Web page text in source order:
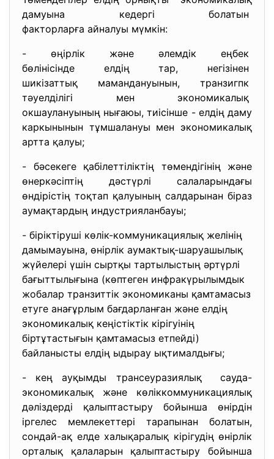
дамуына кедергі болатын
факторларға айналуы мүмкін:
- өңірлік және әлемдік еңбек
бөлінісінде елдің тар, негізінен
шикізаттық мамандануынын, транзигпк
тәуелділігі мен экономикалық
окшаулануының нығаюы, тиісінше - елдің даму
каркынынын тұмшалануы мен экономикалық
артта қалуы;
- бәсекеге қабілеттіліктің төмендігінің және
өнеркәсіптің дәстүрлі салаларындағы
өндірістің тоқтап қалуының салдарынан біраз
аумақтардың индустрияланбауы;
- біріктіруші көлік-коммуникациялық желінің
дамымауына, өнірлік аумактық-шаруашылық
жүйелері үшін сыртқы тартылыстың әртүрлі
бағыттылығына (көптеген инфракүрылымдык
жобалар транзиттік экономиканы қамтамасыз
етуге анағұрлым бағдарланған және елдің
экономикалық кеңістіктік кірігуінің
біртұтастығын қамтамасыз етпейді)
байланысты елдің ыдырау ықтималдығы;
- кең ауқымды трансеуразиялық сауда-
экономикалық және көліккоммуникациялық
дәліздерді қалыптастыру бойынша өнірдін
іргелес мемлекеттері тарапынан болатын,
сондай-ақ елде халықаралық кірігудің өнірлік
орталық қалаларын қалыптастыру бойынша